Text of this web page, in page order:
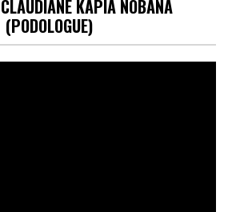
KAPIA NOBANA
(PODOLOGUE)